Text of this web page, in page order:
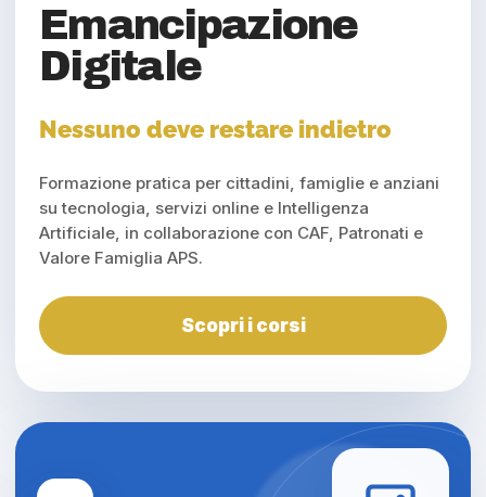
Emancipazione
Digitale
Nessuno deve restare indietro
Formazione pratica per cittadini, famiglie e anziani
su tecnologia, servizi online e Intelligenza
Artificiale, in collaborazione con CAF, Patronati e
Valore Famiglia APS.
Scopri i corsi